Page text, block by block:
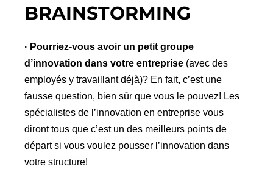
BRAINSTORMING
· Pourriez-vous avoir un petit groupe
d’innovation dans votre entreprise (avec des
employés y travaillant déjà)? En fait, c’est une
fausse question, bien sûr que vous le pouvez! Les
spécialistes de l’innovation en entreprise vous
diront tous que c’est un des meilleurs points de
départ si vous voulez pousser l’innovation dans
votre structure!